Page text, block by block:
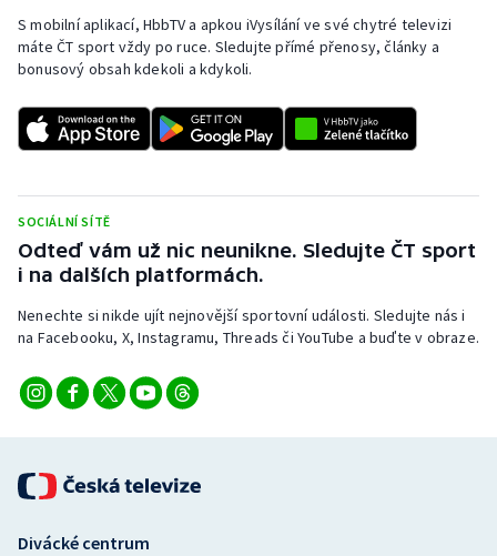
S mobilní aplikací, HbbTV a apkou iVysílání ve své chytré televizi
máte ČT sport vždy po ruce. Sledujte přímé přenosy, články a
bonusový obsah kdekoli a kdykoli.
SOCIÁLNÍ SÍTĚ
Odteď vám už nic neunikne. Sledujte ČT sport
i na dalších platformách.
Nenechte si nikde ujít nejnovější sportovní události. Sledujte nás i
na Facebooku, X, Instagramu, Threads či YouTube a buďte v obraze.
Divácké centrum